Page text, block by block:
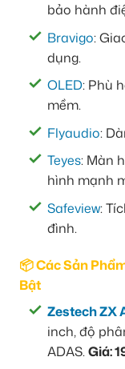
bảo hành
Bravigo:
dụng.
OLED: Phù
mềm.
Flyaudio:
Teyes: Màn
hình mạnh
Safeview:
đình.
📦 Các Sản
Bật
Zestech ZX
inch, độ
ADAS.Giá: